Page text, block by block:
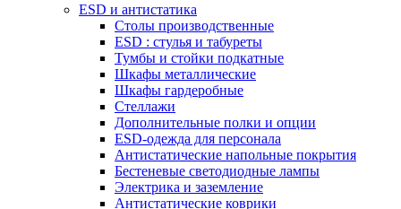
ESD и антистатика
Столы производственные
ESD : cтулья и табуреты
Тумбы и стойки подкатные
Шкафы металлические
Шкафы гардеробные
Стеллажи
Дополнительные полки и опции
ESD-одежда для персонала
Антистатические напольные покрытия
Бестеневые светодиодные лампы
Электрика и заземление
Антистатические коврики